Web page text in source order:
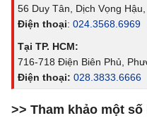
56 Duy Tân, Dịch Vọng
Điện thoại: 024.3568.6969
Tại TP. HCM:
716-718 Điện Biên Phủ,
Điện thoại: 028.3833.6666
>> Tham khảo một